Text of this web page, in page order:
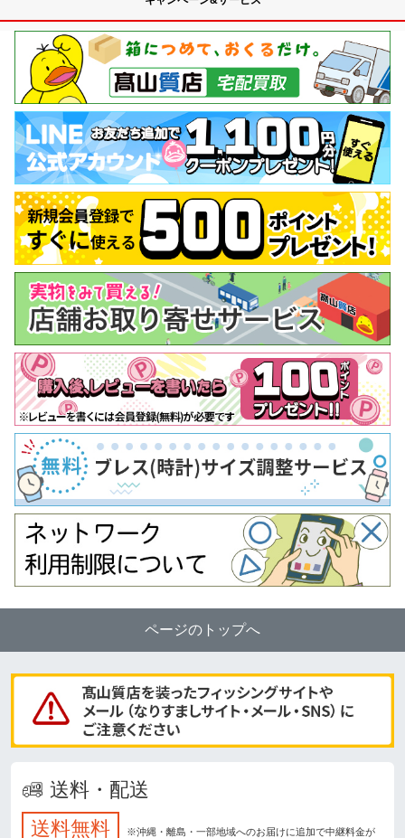
ページのトップへ
送料・配送
送料無料
※沖縄・離島・一部地域へのお届けに追加で中継料金が